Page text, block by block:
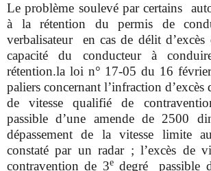
Le problème soulevé par certains
à la rétention du permis de
verbalisateur en cas de délit d’excès
capacité du conducteur à
rétention.la loi n° 17-05 du 16
paliers concernant l’infraction d’excès
de vitesse qualifié de
passible d’une amende de 2500
dépassement de la vitesse limite
constaté par un radar ; l’excès de
contravention de 3edegré passible